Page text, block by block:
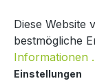
Diese Website
bestmögliche
Informationen
Einstellungen